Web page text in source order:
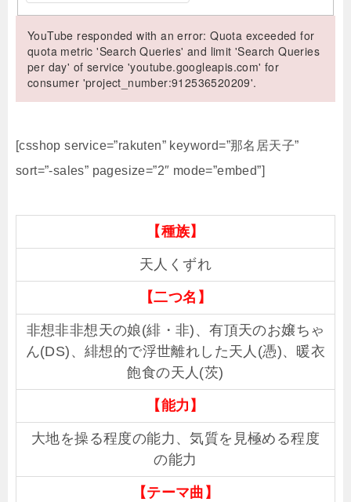
YouTube responded with an error: Quota exceeded for
quota metric 'Search Queries' and limit 'Search Queries
per day' of service 'youtube.googleapis.com' for
consumer 'project_number:912536520209'.
[csshop service=”rakuten” keyword=”那名居天子”
sort=”-sales” pagesize=”2″ mode=”embed”]
【種族】
天人くずれ
【二つ名】
非想非非想天の娘(緋・非)、有頂天のお嬢ちゃ
ん(DS)、緋想的で浮世離れした天人(憑)、暖衣
飽食の天人(茨)
【能力】
大地を操る程度の能力、気質を見極める程度
の能力
【テーマ曲】